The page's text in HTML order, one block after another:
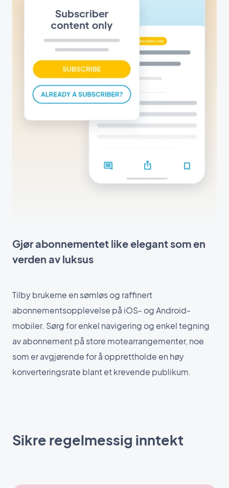
Gjør abonnementet like elegant som en
verden av luksus
Tilby brukerne en sømløs og raffinert
abonnementsopplevelse på iOS- og Android-
mobiler. Sørg for enkel navigering og enkel tegning
av abonnement på store motearrangementer, noe
som er avgjørende for å opprettholde en høy
konverteringsrate blant et krevende publikum.
Sikre regelmessig inntekt